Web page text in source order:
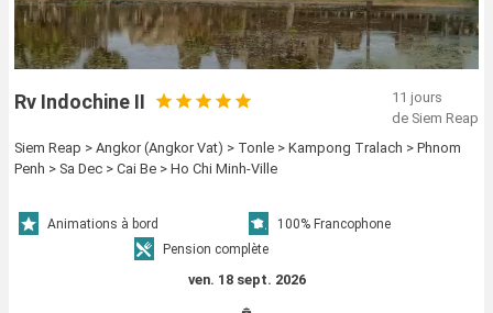
Rv Indochine II
11 jours
de Siem Reap
Siem Reap > Angkor (Angkor Vat) > Tonle > Kampong Tralach > Phnom
Penh > Sa Dec > Cai Be > Ho Chi Minh-Ville
Animations à bord
100% Francophone
Pension complète
ven. 18 sept. 2026